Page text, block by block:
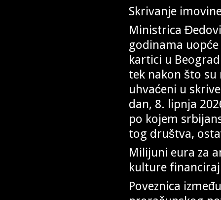
Skrivanje
Ministrica
godinama
kartici u
tek nakon što
uhvaćeni u
dan, 8. lipnja
po kojem
tog društva,
Milijuni eura za
kulture
Poveznica